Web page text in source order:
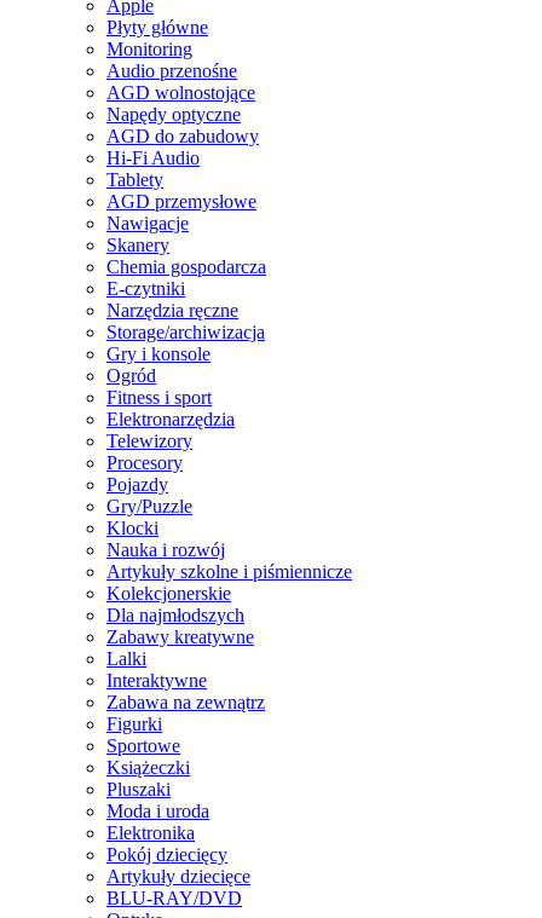
Apple
Płyty główne
Monitoring
Audio przenośne
AGD wolnostojące
Napędy optyczne
AGD do zabudowy
Hi-Fi Audio
Tablety
AGD przemysłowe
Nawigacje
Skanery
Chemia gospodarcza
E-czytniki
Narzędzia ręczne
Storage/archiwizacja
Gry i konsole
Ogród
Fitness i sport
Elektronarzędzia
Telewizory
Procesory
Pojazdy
Gry/Puzzle
Klocki
Nauka i rozwój
Artykuły szkolne i piśmiennicze
Kolekcjonerskie
Dla najmłodszych
Zabawy kreatywne
Lalki
Interaktywne
Zabawa na zewnątrz
Figurki
Sportowe
Książeczki
Pluszaki
Moda i uroda
Elektronika
Pokój dziecięcy
Artykuły dziecięce
BLU-RAY/DVD